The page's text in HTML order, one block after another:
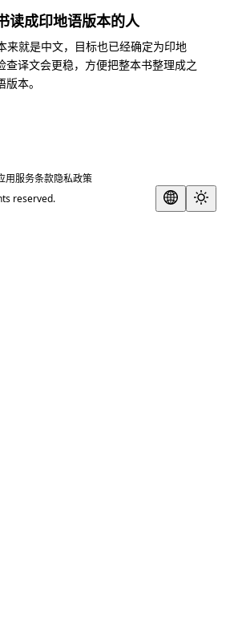
读成印地语版本的人
来就是中文，目标也已经确定为印地
查译文会更稳，方便把整本书整理成之
本。
用服务条款隐私政策
reserved.